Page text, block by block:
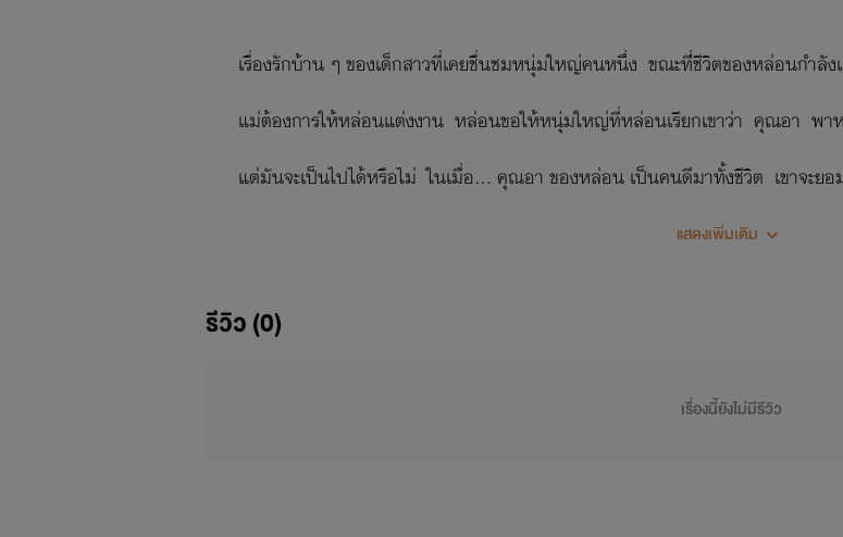
เรื่องรักบ้าน ๆ ของเด็กสาวที่เคยชื่นชมหนุ่มใหญ่คนหนึ่ง ขณะที่่ชีวิตของหล่อนกำลัง
แม่ต้องการให้หล่อนแต่งงาน หล่อนขอให้หนุ่มใหญ่ที่หล่อนเรียกเขาว่า คุณอา พา
แต่มันจะเป็นไปได้หรือไม่ ในเมื่อ... คุณอา ของหล่อน เป็นคนดีมาทั้งชีวิต เขาจะย
แสดงเพิ่มเติม
รีวิว (0)
เรื่องนี้ยังไม่มีรีวิว